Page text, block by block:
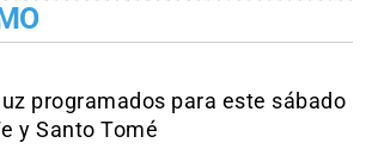
programados para este sábado
y Santo Tomé